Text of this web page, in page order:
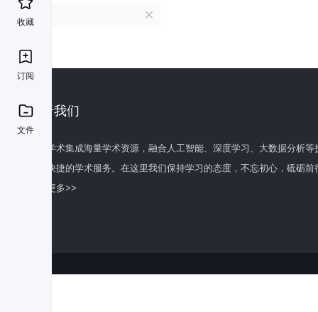
收藏
订阅
文件
关于我们
百度学术集成海量学术资源，融合人工智能、深度学习、大数据分析
全面快捷的学术服务。在这里我们保持学习的态度，不忘初心，砥砺前
了解更多>>